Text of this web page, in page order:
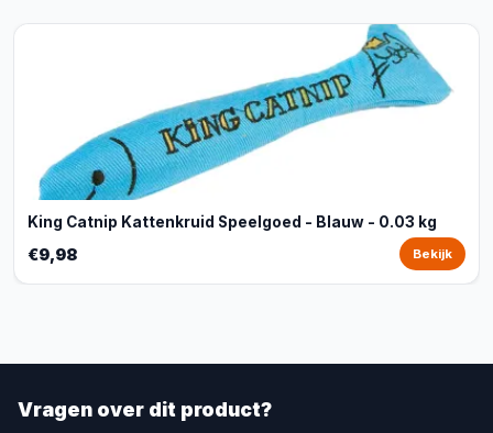
King Catnip Kattenkruid Speelgoed - Blauw - 0.03 kg
€9,98 Bekijk
Vragen over dit product?